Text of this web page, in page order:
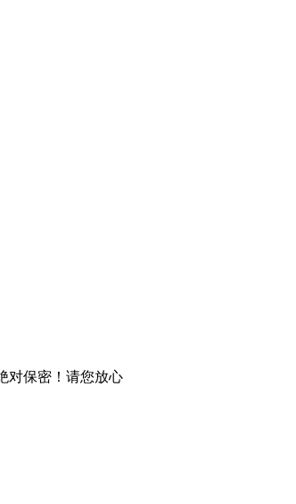
对保密！请您放心